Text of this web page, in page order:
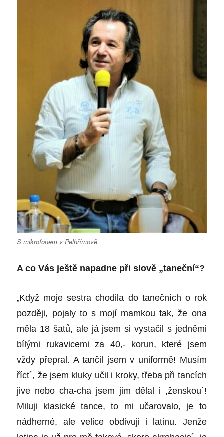
S mikrofonem v Pelhřímově
A co Vás ještě napadne při slově „taneční“?
„Když moje sestra chodila do tanečních o rok
později, pojaly to s mojí mamkou tak, že ona
měla 18 šatů, ale já jsem si vystačil s jedněmi
bílými rukavicemi za 40,- korun, které jsem
vždy přepral. A tančil jsem v uniformě! Musím
říct´, že jsem kluky učil i kroky, třeba při tancích
jive nebo cha-cha jsem jim dělal i ,ženskou´!
Miluji klasické tance, to mi učarovalo, je to
nádherné, ale velice obdivuji i latinu. Jenže